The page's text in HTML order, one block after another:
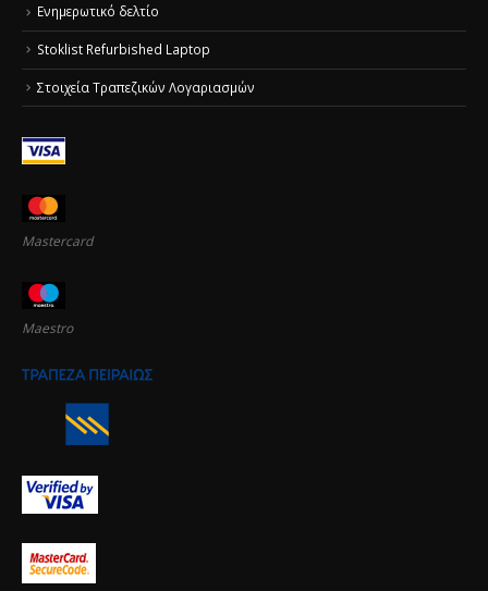
Ενημερωτικό δελτίο
Stoklist Refurbished Laptop
Στοιχεία Τραπεζικών Λογαριασμών
Mastercard
Maestro